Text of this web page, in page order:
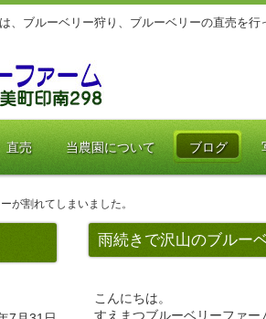
、ブルーベリー狩り、ブルーベリーの直売を行
直売 当農園について ブログ
が割れてしまいました。
雨続きで沢山のブルー
こんにちは。
すえまつブルーベリーファー